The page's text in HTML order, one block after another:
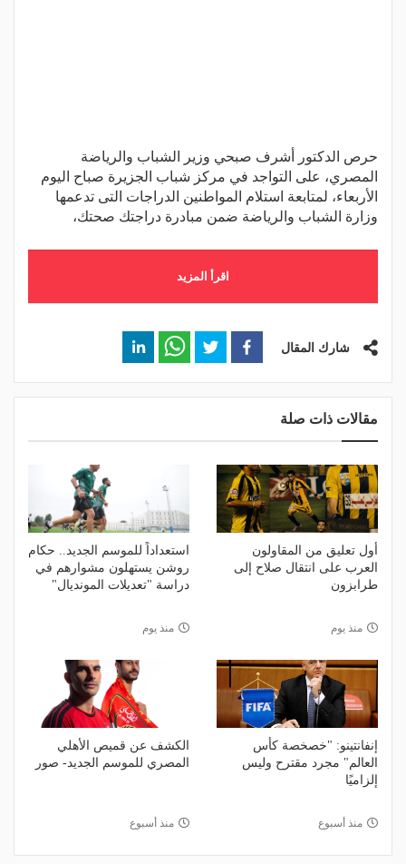
حرص الدكتور أشرف صبحي وزير الشباب والرياضة
المصري، على التواجد في مركز شباب الجزيرة صباح اليوم
الأربعاء، لمتابعة استلام المواطنين الدراجات التى تدعمها
وزارة الشباب والرياضة ضمن مبادرة دراجتك صحتك،
اقرأ المزيد
شارك المقال
مقالات ذات صلة
أول تعليق من المقاولون
العرب على انتقال صلاح إلى
طرابزون
منذ يوم
استعداداً للموسم الجديد.. حكام
روشن يستهلون مشوارهم في
دراسة "تعديلات المونديال"
منذ يوم
إنفانتينو: "خصخصة كأس
العالم" مجرد مقترح وليس
إلزاميًا
منذ أسبوع
الكشف عن قميص الأهلي
المصري للموسم الجديد- صور
منذ أسبوع